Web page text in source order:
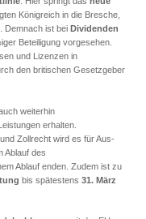
Königreich in die Bresche,
Demnach ist bei Dividenden
Beteiligung vorgesehen.
und Lizenzen in
den britischen Gesetzgeber
weiterhin
erhalten.
Zollrecht wird es für Aus-
Ablauf des
Ablauf enden. Zudem ist zu
bis spätestens 31. März